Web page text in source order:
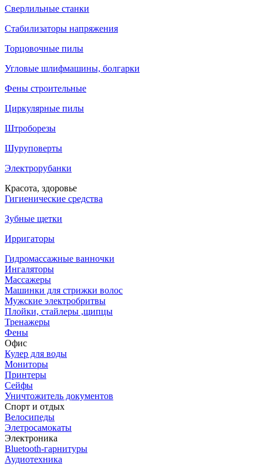
Сверлильные станки
Стабилизаторы напряжения
Торцовочные пилы
Угловые шлифмашины, болгарки
Фены строительные
Циркулярные пилы
Штроборезы
Шуруповерты
Электрорубанки
Красота, здоровье
Гигиенические средства
Зубные щетки
Ирригаторы
Гидромассажные ванночки
Ингаляторы
Массажеры
Машинки для стрижки волос
Мужские электробритвы
Плойки, стайлеры ,щипцы
Тренажеры
Фены
Офис
Кулер для воды
Мониторы
Принтеры
Сейфы
Уничтожитель документов
Спорт и отдых
Велосипеды
Элетросамокаты
Электроника
Bluetooth-гарнитуры
Аудиотехника